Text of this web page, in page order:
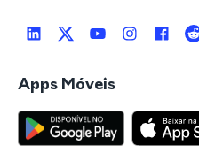
Apps Móveis